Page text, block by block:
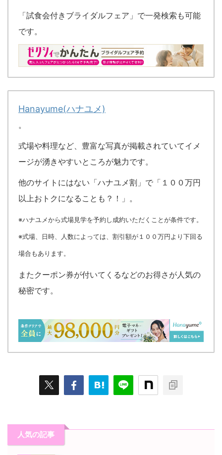
「試食会付きブライダルフェア」で一発検索も可能
です。
Hanayume(ハナユメ)
。
式場や料理など、豊富な写真が掲載されていてイメ
ージが湧きやすいところが魅力です。
他のサイトにはない「ハナユメ割」で「１００万円
以上おトクになることも？！」。
※ハナユメから式場見学を予約し成約いただくことが条件です。
※式場、日時、人数によっては、割引額が１００万円より下回る
場合もあります。
また クーポン券が付いてくるなどのお得さが人気の
秘密です。
人気の記事